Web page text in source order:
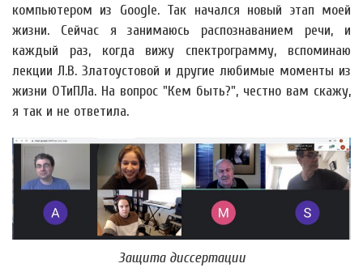
компьютером из Google. Так начался новый этап моей
жизни. Сейчас я занимаюсь распознаванием речи, и
каждый раз, когда вижу спектрограмму, вспоминаю
лекции Л.В. Златоустовой и другие любимые моменты из
жизни ОТиПЛа. На вопрос "Кем быть?", честно вам скажу,
я так и не ответила.
Защита диссертации